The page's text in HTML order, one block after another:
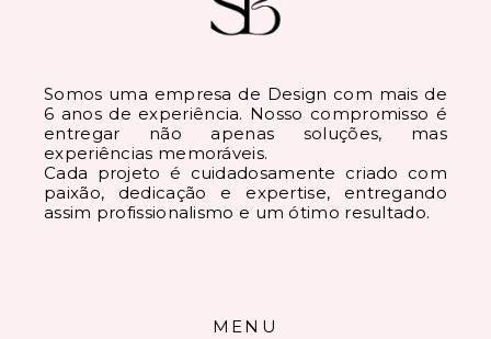
Somos uma empresa de Design com mais de
6 anos de experiência. Nosso compromisso é
entregar não apenas soluções, mas
experiências memoráveis.
Cada projeto é cuidadosamente criado com
paixão, dedicação e expertise, entregando
assim profissionalismo e um ótimo resultado.
MENU